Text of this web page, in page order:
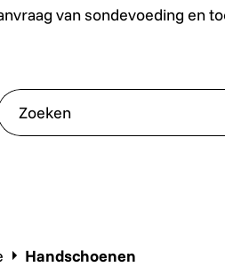
van sondevoeding en
Klik hier.
Handschoenen